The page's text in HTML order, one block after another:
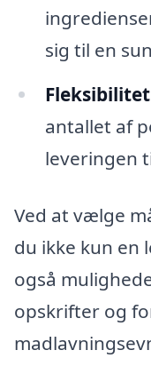
sig til en
antallet af
leveringen
Ved at vælge
du ikke kun en
også
opskrifter og